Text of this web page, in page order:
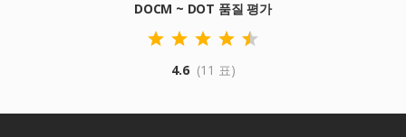
DOCM ~ DOT 품질 평가
4.6 (11 표)